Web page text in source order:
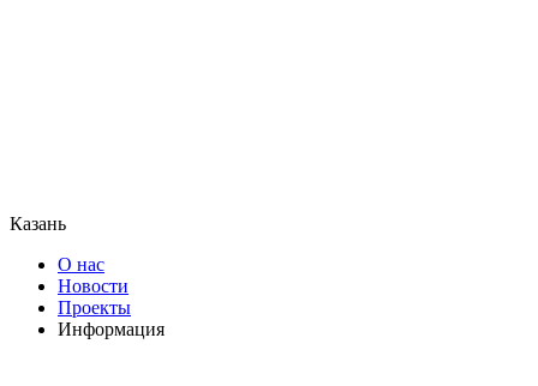
Казань
О нас
Новости
Проекты
Информация